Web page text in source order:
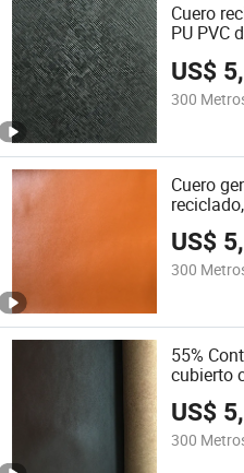
Cuero
PU PVC
de
asientos
US$
300
Cuero
US$
300
55%
cubierto
bolsa,
US$
300